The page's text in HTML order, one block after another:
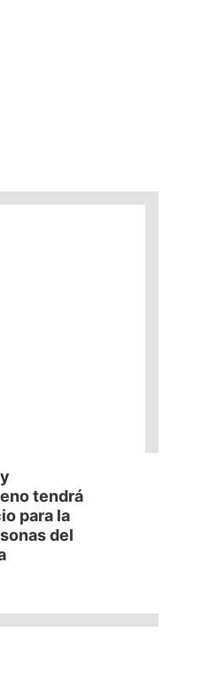
tendrá
para la
del